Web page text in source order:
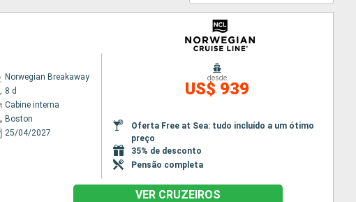
Norwegian Breakaway
8 d
Cabine interna
Boston
25/04/2027
desde
US$ 939
Oferta Free at Sea: tudo incluído a um ótimo
preço
35% de desconto
Pensão completa
VER CRUZEIROS